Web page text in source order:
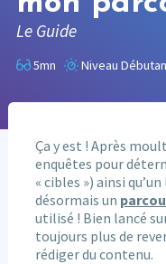
Contact
Mon compte
English
Le Guide
5mn Niveau
Ça y est ! Après
enquêtes pour
« cibles ») ainsi
désormais un
utilisé ! Bien lancé
toujours plus de
rédiger du contenu.